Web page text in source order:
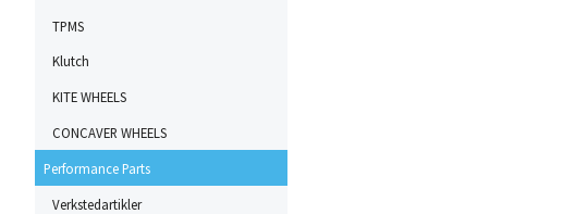
TPMS
Klutch
KITE WHEELS
CONCAVER WHEELS
Performance Parts
Verkstedartikler